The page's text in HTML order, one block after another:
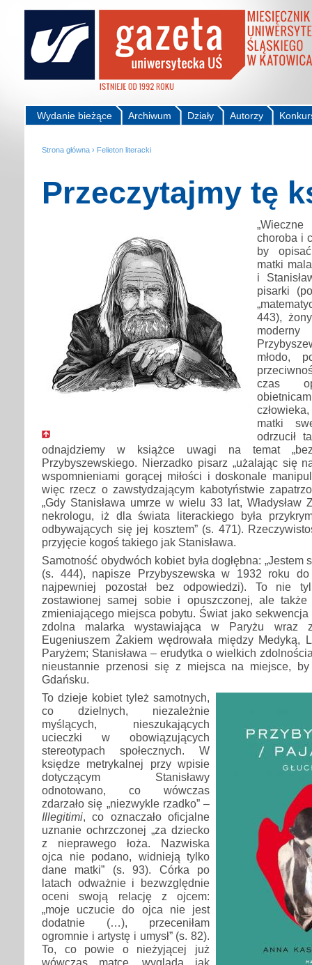
Autorzy
Działy
Archiwum
Wydanie bieżące
Strona główna › Felieton literacki
Przeczytajmy tę
choroba i
by
matki
i
pisarki
443),
młodo,
czas
matki
odrzucił
odnajdziemy w książce uwagi na temat
Przybyszewskiego. Nierzadko pisarz „użalając się
wspomnieniami gorącej miłości i doskonale
więc rzecz o zawstydzającym kabotyństwie
„Gdy Stanisława umrze w wielu 33 lat,
nekrologu, iż dla świata literackiego była
odbywających się jej kosztem” (s. 471).
przyjęcie kogoś takiego jak Stanisława.
Samotność obydwóch kobiet była dogłębna: „Jestem
(s. 444), napisze Przybyszewska w 1932 roku
najpewniej pozostał bez odpowiedzi). To nie
zostawionej samej sobie i opuszczonej, ale także
zmieniającego miejsca pobytu. Świat jako
zdolna malarka wystawiająca w Paryżu wraz
Eugeniuszem Żakiem wędrowała między Medyką,
Paryżem; Stanisława – erudytka o wielkich
nieustannie przenosi się z miejsca na miejsce,
Gdańsku.
To dzieje kobiet tyleż samotnych,
co dzielnych, niezależnie
myślących, nieszukających
ucieczki w obowiązujących
stereotypach społecznych. W
księdze metrykalnej przy wpisie
dotyczącym Stanisławy
odnotowano, co wówczas
zdarzało się „niezwykle rzadko” –
Illegitimi, co oznaczało oficjalne
uznanie ochrzczonej „za dziecko
z nieprawego łoża. Nazwiska
ojca nie podano, widnieją tylko
dane matki” (s. 93). Córka po
latach odważnie i bezwzględnie
oceni swoją relację z ojcem:
„moje uczucie do ojca nie jest
dodatnie (…), przeceniłam
ogromnie i artystę i umysł” (s. 82).
To, co powie o nieżyjącej już
wówczas matce, wygląda jak